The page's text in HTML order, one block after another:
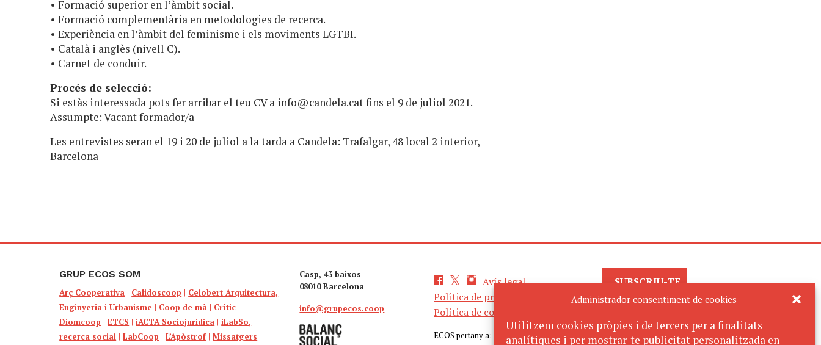
Administrador consentiment de cookies
Utilitzem cookies pròpies i de tercers per a finalitats
analítiques i per mostrar-te publicitat personalitzada en
• Formació superior en l’àmbit social.
• Formació complementària en metodologies de recerca.
• Experiència en l’àmbit del feminisme i els moviments LGTBI.
• Català i anglès (nivell C).
• Carnet de conduir.
Procés de selecció:
Si estàs interessada pots fer arribar el teu CV a info@candela.catfins el 9 de juliol 2021.
Assumpte: Vacant formador/a
Les entrevistes seran el 19 i 20 de juliol a la tarda a Candela: Trafalgar, 48 local 2 interior,
Barcelona
GRUP ECOS SOM
Arç Cooperativa | Calidoscoop | Celobert Arquitectura,
Enginyeria i Urbanisme | Coop de mà | Crític |
Diomcoop |ETCS |iACTA Sociojuridica |iLabSo,
recerca social |LabCoop |L’Apòstrof|Missatgers
Casp, 43 baixos
08010 Barcelona
info@grupecos.coop
Avís legal
Política de privacitat
Política de cookies
SUBSCRIU-TE
AL BUTLLETÍ
ECOS pertany a: